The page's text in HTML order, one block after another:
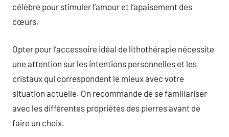
célèbre pour stimuler l’amour et l’apaisement des
cœurs.
Opter pour l’accessoire idéal de lithothérapie nécessite
une attention sur les intentions personnelles et les
cristaux qui correspondent le mieux avec votre
situation actuelle. On recommande de se familiariser
avec les différentes propriétés des pierres avant de
faire un choix.